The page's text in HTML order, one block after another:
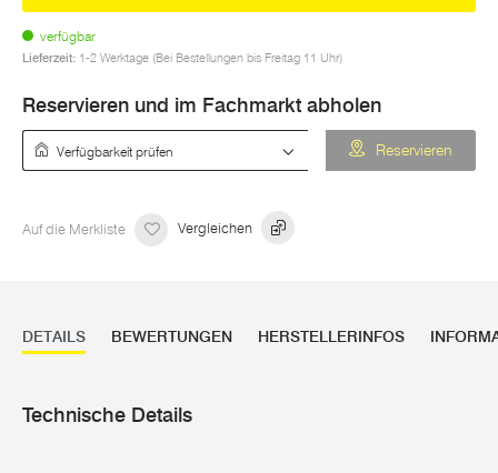
verfügbar
Lieferzeit: 1-2 Werktage (Bei Bestellungen bis Freitag 11 Uhr)
Reservieren und im Fachmarkt abholen
Reservieren
Auf die Merkliste Vergleichen
DETAILS BEWERTUNGEN HERSTELLERINFOS
Technische Details